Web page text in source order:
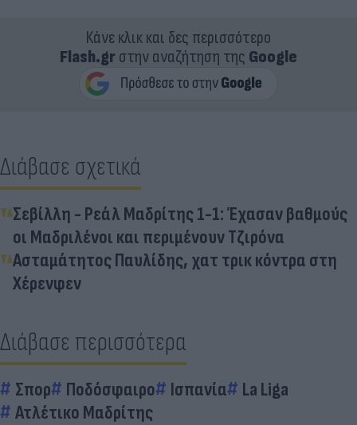
Κάνε κλικ και δες περισσότερο
Flash.grστην αναζήτηση της Google
Διάβασε σχετικά
Σεβίλλη - Ρεάλ Μαδρίτης 1-1: Έχασαν βαθμούς
οι Μαδριλένοι και περιμένουν Τζιρόνα
Ασταμάτητος Παυλίδης, χατ τρικ κόντρα στη
Χέρενφεν
Διάβασε περισσότερα
Σπορ Ποδόσφαιρο Ισπανία
La Liga
Ατλέτικο Μαδρίτης